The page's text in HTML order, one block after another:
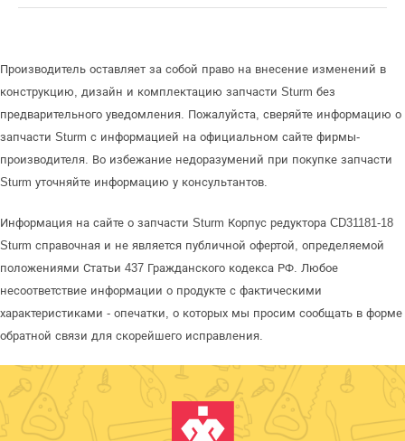
Производитель оставляет за собой право на внесение изменений в
конструкцию, дизайн и комплектацию запчасти Sturm без
предварительного уведомления. Пожалуйста, сверяйте информацию о
запчасти Sturm с информацией на официальном сайте фирмы-
производителя. Во избежание недоразумений при покупке запчасти
Sturm уточняйте информацию у консультантов.
Информация на сайте о запчасти Sturm Корпус редуктора CD31181-18
Sturm справочная и не является публичной офертой, определяемой
положениями Статьи 437 Гражданского кодекса РФ. Любое
несоответствие информации о продукте с фактическими
характеристиками - опечатки, о которых мы просим сообщать в форме
обратной связи для скорейшего исправления.